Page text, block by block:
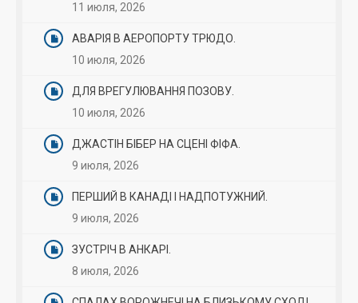
11 июля, 2026
АВАРІЯ В АЕРОПОРТУ ТРЮДО.
10 июля, 2026
ДЛЯ ВРЕГУЛЮВАННЯ ПОЗОВУ.
10 июля, 2026
ДЖАСТІН БІБЕР НА СЦЕНІ ФІФА.
9 июля, 2026
ПЕРШИЙ В КАНАДІ І НАДПОТУЖНИЙ.
9 июля, 2026
ЗУСТРІЧ В АНКАРІ.
8 июля, 2026